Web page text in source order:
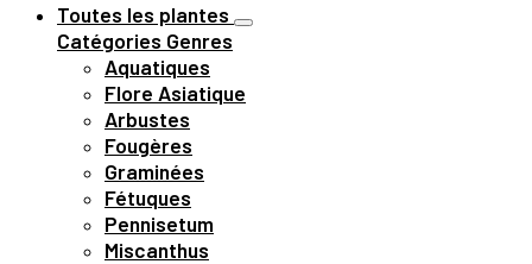
Toutes les plantes
Catégories Genres
Aquatiques
Flore Asiatique
Arbustes
Fougères
Graminées
Fétuques
Pennisetum
Miscanthus